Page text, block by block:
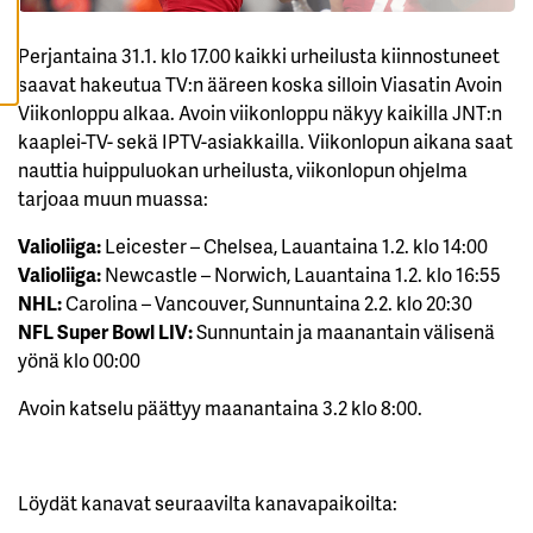
K
H
Y
V
Ä
K
S
Y
K
K
K
I
E
V
Ä
S
T
E
T
Perjantaina 31.1. klo 17.00 kaikki urheilusta kiinnostuneet
saavat hakeutua TV:n ääreen koska silloin Viasatin Avoin
Viikonloppu alkaa. Avoin viikonloppu näkyy kaikilla JNT:n
kaaplei-TV- sekä IPTV-asiakkailla. Viikonlopun aikana saat
nauttia huippuluokan urheilusta, viikonlopun ohjelma
tarjoaa muun muassa:
Valioliiga:Leicester – Chelsea, Lauantaina 1.2. klo 14:00
Valioliiga:Newcastle – Norwich, Lauantaina 1.2. klo 16:55
NHL:Carolina – Vancouver, Sunnuntaina 2.2. klo 20:30
NFL Super Bowl LIV:Sunnuntain ja maanantain välisenä
yönä klo 00:00
Avoin katselu päättyy maanantaina 3.2 klo 8:00.
Löydät kanavat seuraavilta kanavapaikoilta: